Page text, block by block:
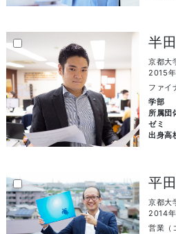
半
京都大
2015
ファイ
学部
所属団
ゼミ
出身高
平
京都大
2014
営業（